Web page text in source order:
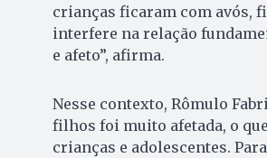
crianças ficaram com avós,
interfere na relação
e afeto”, afirma.
Nesse contexto, Rômulo
filhos foi muito afetada, o
crianças e adolescentes.